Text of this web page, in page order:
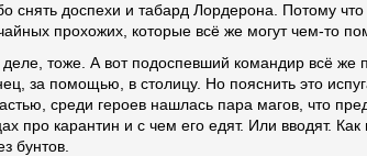
снять доспехи и табард Лордерона. Потому
прохожих, которые всё же могут чем-то
тоже. А вот подоспевший командир всё же
за помощью, в столицу. Но пояснить это
среди героев нашлась пара магов, что
про карантин и с чем его едят. Или вводят.
бунтов.